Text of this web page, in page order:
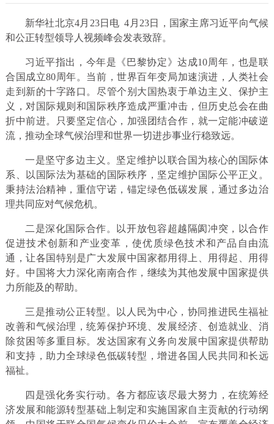
新华社北京4月23日电 4月23日，国家主席习近平向气候
和公正转型领导人视频峰会发表致辞。
习近平指出，今年是《巴黎协定》达成10周年，也是联
合国成立80周年。当前，世界百年变局加速演进，人类社会
走到新的十字路口。尽管个别大国热衷于单边主义、保护主
义，对国际规则和国际秩序造成严重冲击，但历史总会在曲
折中前进。只要坚定信心，加强团结合作，就一定能冲破逆
流，推动全球气候治理和世界一切进步事业行稳致远。
一是坚守多边主义。坚定维护以联合国为核心的国际体
系、以国际法为基础的国际秩序，坚定维护国际公平正义。
秉持法治精神，重信守诺，锚定绿色低碳发展，通过多边治
理共同应对气候危机。
二是深化国际合作。以开放包容超越隔阂冲突，以合作
促进技术创新和产业变革，使优质绿色技术和产品自由流
通，让各国特别是广大发展中国家都用得上、用得起、用得
好。中国将大力深化南南合作，继续为其他发展中国家提供
力所能及的帮助。
三是推动公正转型。以人民为中心，协同推进民生福祉
改善和气候治理，统筹保护环境、发展经济、创造就业、消
除贫困等多重目标。发达国家有义务向发展中国家提供帮助
和支持，助力全球绿色低碳转型，增进各国人民共同和长远
福祉。
四是强化务实行动。各方都应该尽最大努力，在统筹经
济发展和能源转型基础上制定和实施国家自主贡献的行动纲